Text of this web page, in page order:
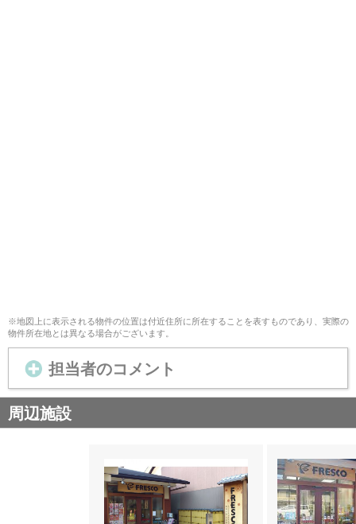
※地図上に表示される物件の位置は付近住所に所在することを表すものであり、実際の
物件所在地とは異なる場合がございます。
担当者のコメント
周辺施設